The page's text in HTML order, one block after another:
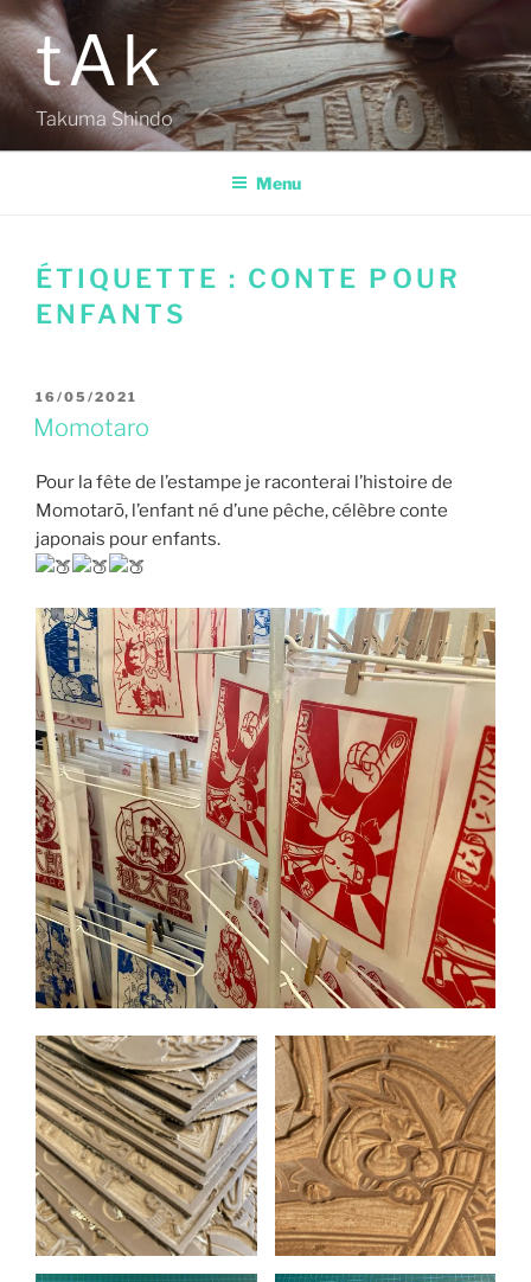
Aller
au
contenu
principaltAk
Takuma Shindo
Menu
ÉTIQUETTE : CONTE POUR
ENFANTS
PUBLIÉ
LE
16/05/2021
Momotaro
Pour la fête de l’estampe je raconterai l’histoire de
Momotarō, l’enfant né d’une pêche, célèbre conte
japonais pour enfants.